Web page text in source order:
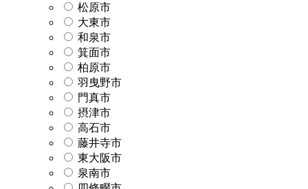
松原市
大東市
和泉市
箕面市
柏原市
羽曳野市
門真市
摂津市
高石市
藤井寺市
東大阪市
泉南市